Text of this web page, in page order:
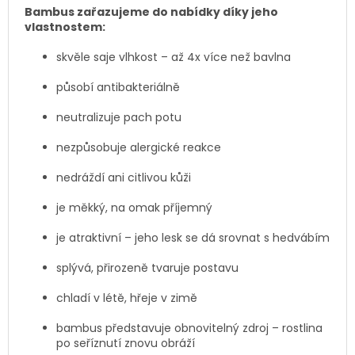
Bambus zařazujeme do nabídky díky jeho
vlastnostem:
skvěle saje vlhkost – až 4x více než bavlna
působí antibakteriálně
neutralizuje pach potu
nezpůsobuje alergické reakce
nedráždí ani citlivou kůži
je měkký, na omak příjemný
je atraktivní – jeho lesk se dá srovnat s hedvábím
splývá, přirozeně tvaruje postavu
chladí v létě, hřeje v zimě
bambus představuje obnovitelný zdroj – rostlina
po seříznutí znovu obráží